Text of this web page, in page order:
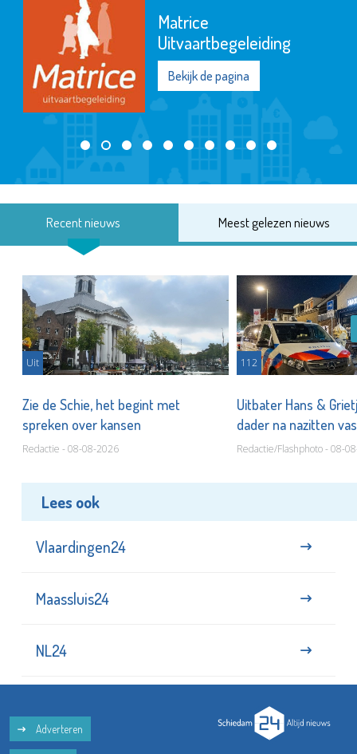
Matrice
Uitvaartbegeleiding
Bekijk de pagina
Recent nieuws Meest gelezen nieuws
Uit
Zie de Schie, het begint met
spreken over kansen
Redactie - 08-08-2026
112
Uitbater Hans &
dader na nazitten
Redactie/Flashphoto - 08-
Lees ook
Vlaardingen24
Maassluis24
NL24
Adverteren